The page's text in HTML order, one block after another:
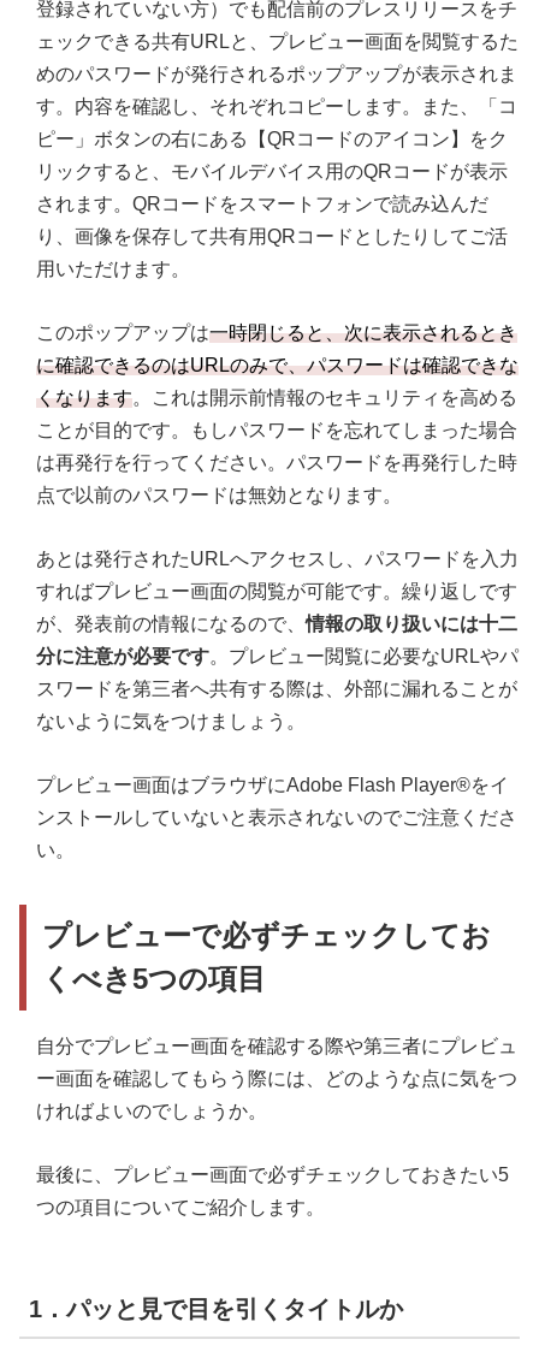
登録されていない方）でも配信前のプレスリリースをチ
ェックできる共有URLと、プレビュー画面を閲覧するた
めのパスワードが発行されるポップアップが表示されま
す。内容を確認し、それぞれコピーします。また、「コ
ピー」ボタンの右にある【QRコードのアイコン】をク
リックすると、モバイルデバイス用のQRコードが表示
されます。QRコードをスマートフォンで読み込んだ
り、画像を保存して共有用QRコードとしたりしてご活
用いただけます。
このポップアップは一時閉じると、次に表示されるとき
に確認できるのはURLのみで、パスワードは確認できな
くなります。これは開示前情報のセキュリティを高める
ことが目的です。もしパスワードを忘れてしまった場合
は再発行を行ってください。パスワードを再発行した時
点で以前のパスワードは無効となります。
あとは発行されたURLへアクセスし、パスワードを入力
すればプレビュー画面の閲覧が可能です。繰り返しです
が、発表前の情報になるので、情報の取り扱いには十二
分に注意が必要です。プレビュー閲覧に必要なURLやパ
スワードを第三者へ共有する際は、外部に漏れることが
ないように気をつけましょう。
プレビュー画面はブラウザにAdobe Flash Player®をイ
ンストールしていないと表示されないのでご注意くださ
い。
プレビューで必ずチェックしてお
くべき5つの項目
自分でプレビュー画面を確認する際や第三者にプレビュ
ー画面を確認してもらう際には、どのような点に気をつ
ければよいのでしょうか。
最後に、プレビュー画面で必ずチェックしておきたい5
つの項目についてご紹介します。
1．パッと見で目を引くタイトルか